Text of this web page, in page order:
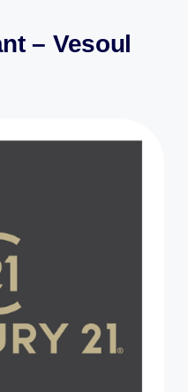
– Vesoul